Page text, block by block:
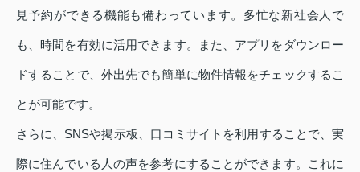
見予約ができる機能も備わっています。多忙な新社会人で
も、時間を有効に活用できます。また、アプリをダウンロー
ドすることで、外出先でも簡単に物件情報をチェックするこ
とが可能です。
さらに、SNSや掲示板、口コミサイトを利用することで、実
際に住んでいる人の声を参考にすることができます。これに